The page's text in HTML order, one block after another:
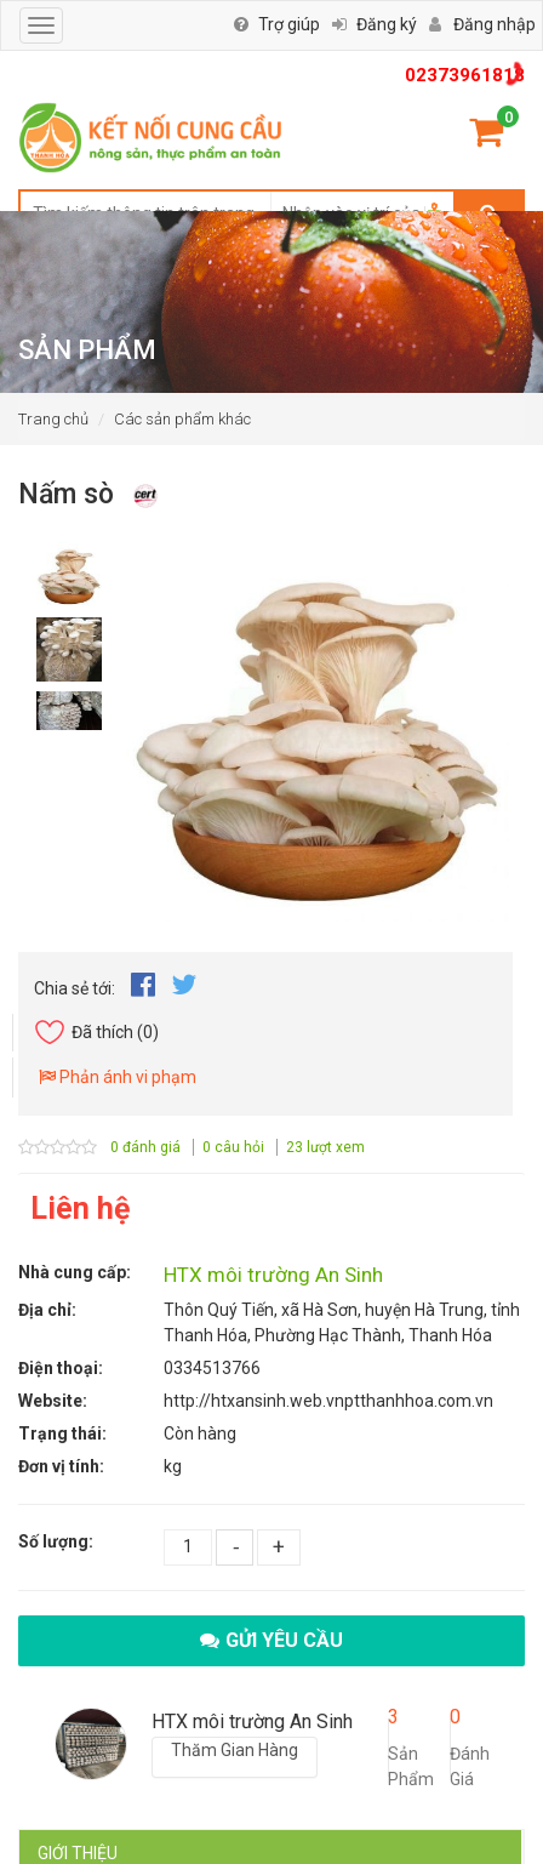
02373961818
0
Toggle
navigation
Trợ giúp Đăng ký Đăng nhập
SẢN PHẨM
Trang chủ Các sản phẩm khác
Nấm sò
Chia sẻ tới:
Đã thích (0)
Phản ánh vi phạm
0 đánh giá 0 câu hỏi 23 lượt xem
Liên hệ
Nhà cung cấp: HTX môi trường An Sinh
Địa chỉ:
Thôn Quý Tiến, xã Hà Sơn, huyện Hà Trung, tỉnh
Thanh Hóa, Phường Hạc Thành, Thanh Hóa
Điện thoại:
0334513766
Website:
http://htxansinh.web.vnptthanhhoa.com.vn
Trạng thái:
Còn hàng
Đơn vị tính:
kg
Số lượng: - +
GỬI YÊU CẦU
HTX môi trường An Sinh
Thăm Gian Hàng
3
Sản
Phẩm
0
Đánh
Giá
GIỚI THIỆU